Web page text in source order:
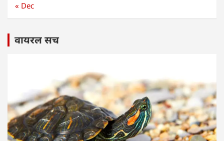
« Dec
वायरल सच